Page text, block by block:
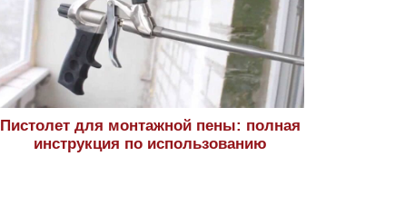
Пистолет для монтажной пены: полная
инструкция по использованию